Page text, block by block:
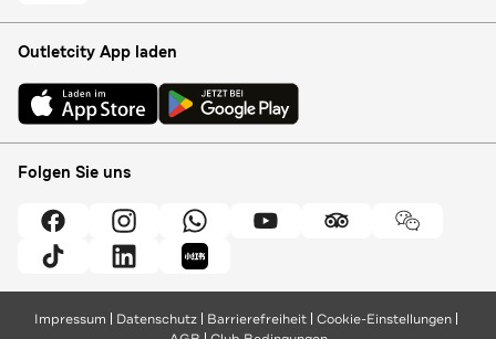
Outletcity App laden
Folgen Sie uns
Impressum Datenschutz Barrierefreiheit Cookie-Einstellungen